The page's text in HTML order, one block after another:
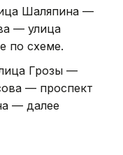
Шаляпина —
— улица
по схеме.
Грозы —
— проспект
— далее